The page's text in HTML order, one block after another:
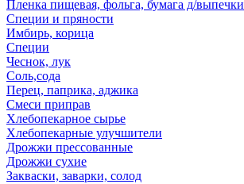
Пленка пищевая, фольга, бумага д/выпечки
Специи и пряности
Имбирь, корица
Специи
Чеснок, лук
Соль,сода
Перец, паприка, аджика
Смеси приправ
Хлебопекарное сырье
Хлебопекарные улучшители
Дрожжи прессованные
Дрожжи сухие
Закваски, заварки, солод